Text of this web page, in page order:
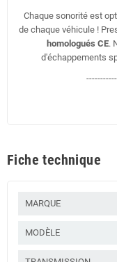
Chaque sonorité est
de chaque véhicule !
homologués CE.
d'échappements
Fiche technique
MARQUE
MODÈLE